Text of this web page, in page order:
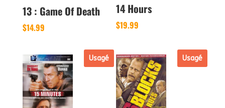
13 : Game Of Death
$14.99
14 Hours
$19.99
Usagé Usagé